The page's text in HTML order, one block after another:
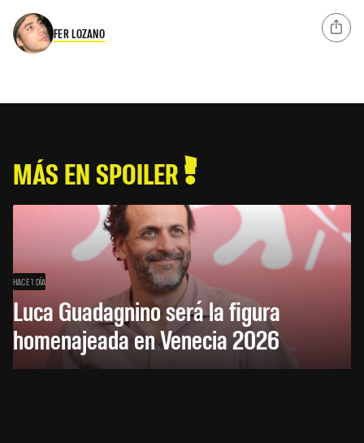
FER LOZANO
MÁS EN SPOILER
HACE 1 DÍA
Luca Guadagnino será la figura
homenajeada en Venecia 2026